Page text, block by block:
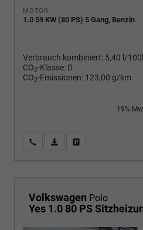
MOTOR
1.0 59 KW (80 PS) 5 Gang, Benzin
Verbrauch kombiniert: 5,40 l/
CO2-Klasse: D
CO2-Emissionen: 123,00 g/km
19%
Wir rufen Sie anPDF-Fahrzeugexposé
Volkswagen Polo